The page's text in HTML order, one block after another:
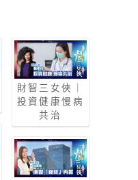
財智三女俠｜
投資健康慢病
共治